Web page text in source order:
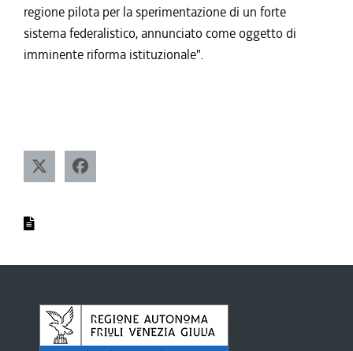
regione pilota per la sperimentazione di un forte
sistema federalistico, annunciato come oggetto di
imminente riforma istituzionale".